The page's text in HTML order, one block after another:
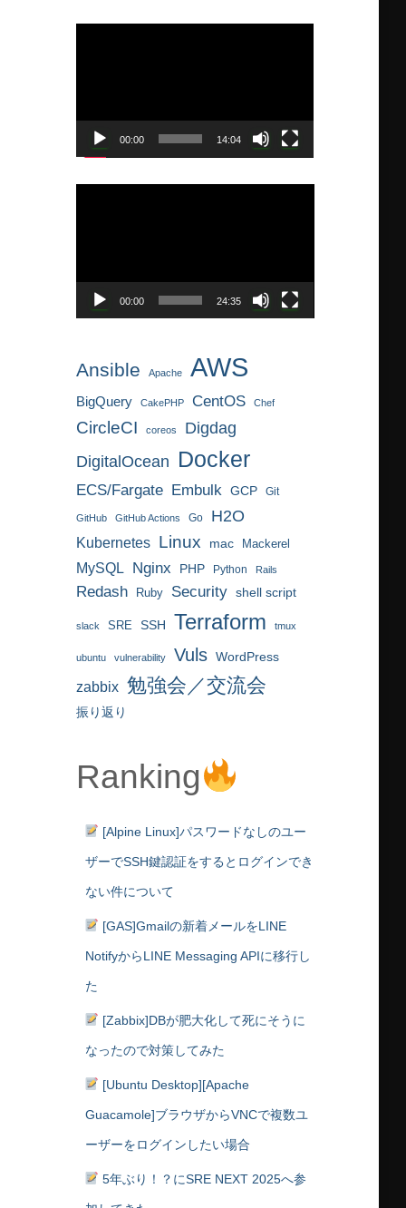
00:00 14:04
00:00 24:35
Ansible Apache AWS
BigQuery CakePHP CentOS Chef
CircleCI coreos
Digdag
DigitalOcean Docker
ECS/Fargate Embulk GCP Git
GitHub GitHub Actions Go H2O
Kubernetes Linux mac Mackerel
MySQL Nginx PHP Python Rails
Redash Ruby Security shell script
slack SRE SSH Terraform tmux
ubuntu vulnerability Vuls WordPress
zabbix 勉強会／交流会
振り返り
Ranking
[Alpine Linux]パスワードなしのユー
ザーでSSH鍵認証をするとログインでき
ない件について
[GAS]Gmailの新着メールをLINE
NotifyからLINE Messaging APIに移行し
た
[Zabbix]DBが肥大化して死にそうに
なったので対策してみた
[Ubuntu Desktop][Apache
Guacamole]ブラウザからVNCで複数ユ
ーザーをログインしたい場合
5年ぶり！？にSRE NEXT 2025へ参